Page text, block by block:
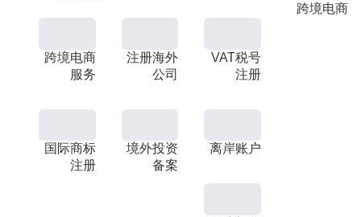
跨境电商
跨境电商
服务
注册海外
公司
VAT税号
注册
国际商标
注册
境外投资
备案
离岸账户